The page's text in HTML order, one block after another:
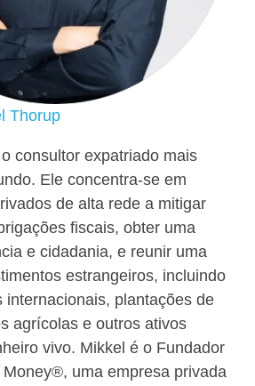
Thorup
consultor expatriado mais
Ele concentra-se em
de alta rede a mitigar
fiscais, obter uma
e cidadania, e reunir uma
estrangeiros, incluindo
internacionais, plantações de
agrícolas e outros ativos
vivo. Mikkel é o Fundador
uma empresa privada